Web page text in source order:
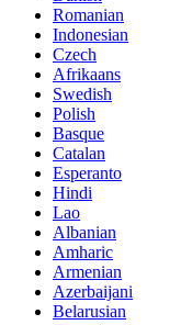
Romanian
Indonesian
Czech
Afrikaans
Swedish
Polish
Basque
Catalan
Esperanto
Hindi
Lao
Albanian
Amharic
Armenian
Azerbaijani
Belarusian